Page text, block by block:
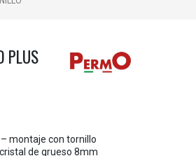
PLUS
montaje con tornillo
de grueso 8mm